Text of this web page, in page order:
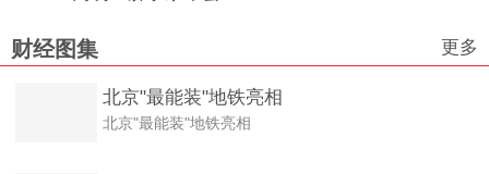
财经图集 更多
北京"最能装"地铁亮相
北京"最能装"地铁亮相